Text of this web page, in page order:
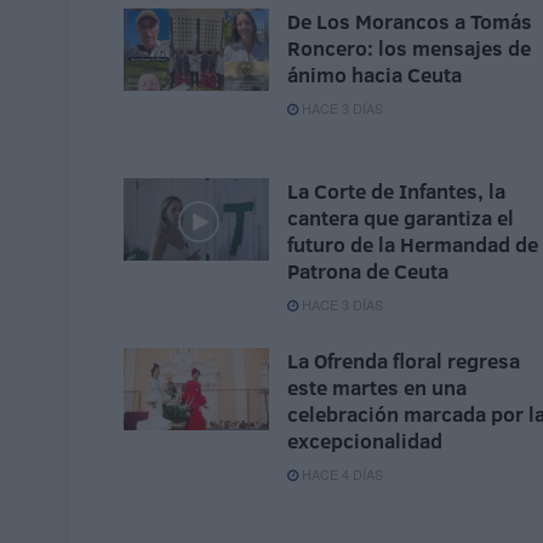
De Los Morancos a Tomás
Roncero: los mensajes de
ánimo hacia Ceuta
HACE 3 DÍAS
La Corte de Infantes, la
cantera que garantiza el
futuro de la Hermandad de
Patrona de Ceuta
HACE 3 DÍAS
La Ofrenda floral regresa
este martes en una
celebración marcada por la
excepcionalidad
HACE 4 DÍAS